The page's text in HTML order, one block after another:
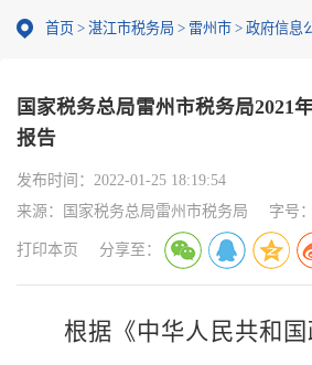
首页 > 湛江市税务局 > 雷州市 > 政府信息
国家税务总局雷州市税务局2021
报告
发布时间： 2022-01-25 18:19:54
来源：
国家税务总局雷州市税务局 字号：
打印本页 分享至：
根据《中华人民共和